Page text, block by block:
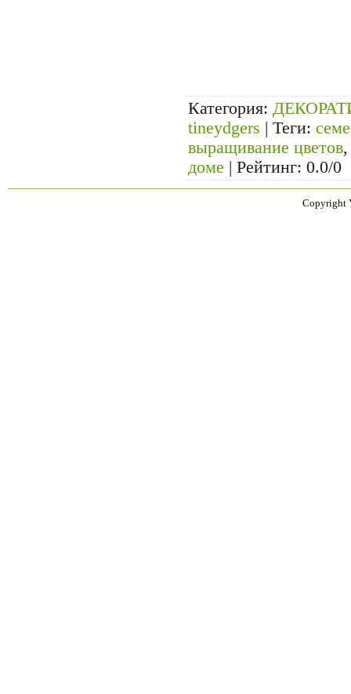
Категория:
tineydgers | Теги:
выращивание цветов
доме | Рейтинг: 0.0/0
Copyright